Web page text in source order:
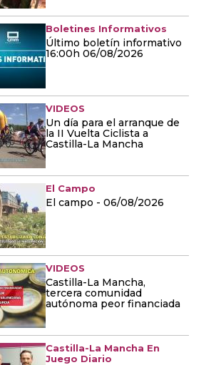
Boletines Informativos
Último boletín informativo
16:00h 06/08/2026
VIDEOS
Un día para el arranque de
la II Vuelta Ciclista a
Castilla-La Mancha
El Campo
El campo - 06/08/2026
VIDEOS
Castilla-La Mancha,
tercera comunidad
autónoma peor financiada
Castilla-La Mancha En
Juego Diario